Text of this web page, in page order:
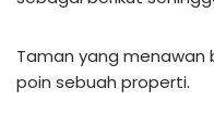
Taman yang
poin sebuah properti.